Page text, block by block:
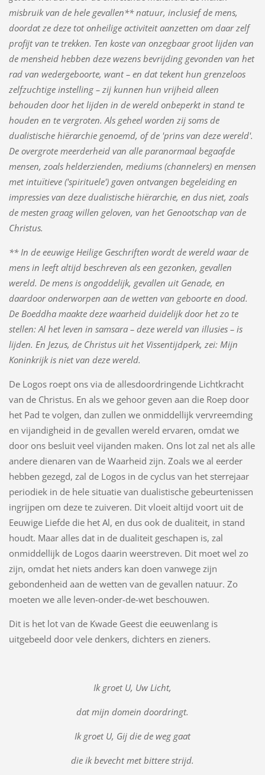
misbruik van de hele gevallen** natuur, inclusief de mens,
doordat ze deze tot onheilige activiteit aanzetten om daar zelf
profijt van te trekken. Ten koste van onzegbaar groot lijden van
de mensheid hebben deze wezens bevrijding gevonden van het
rad van wedergeboorte, want – en dat tekent hun grenzeloos
zelfzuchtige instelling – zij kunnen hun vrijheid alleen
behouden door het lijden in de wereld onbeperkt in stand te
houden en te vergroten. Als geheel worden zij soms de
dualistische hiërarchie genoemd, of de 'prins van deze wereld'.
De overgrote meerderheid van alle paranormaal begaafde
mensen, zoals helderzienden, mediums (channelers) en mensen
met intuïtieve ('spirituele') gaven ontvangen begeleiding en
impressies van deze dualistische hiërarchie, en dus niet, zoals
de mesten graag willen geloven, van het Genootschap van de
Christus.
** In de eeuwige Heilige Geschriften wordt de wereld waar de
mens in leeft altijd beschreven als een gezonken, gevallen
wereld. De mens is ongoddelijk, gevallen uit Genade, en
daardoor onderworpen aan de wetten van geboorte en dood.
De Boeddha maakte deze waarheid duidelijk door het zo te
stellen: Al het leven in samsara – deze wereld van illusies – is
lijden. En Jezus, de Christus uit het Vissentijdperk, zei: Mijn
Koninkrijk is niet van deze wereld.
De Logos roept ons via de allesdoordringende Lichtkracht
van de Christus. En als we gehoor geven aan die Roep door
het Pad te volgen, dan zullen we onmiddellijk vervreemding
en vijandigheid in de gevallen wereld ervaren, omdat we
door ons besluit veel vijanden maken. Ons lot zal net als alle
andere dienaren van de Waarheid zijn. Zoals we al eerder
hebben gezegd, zal de Logos in de cyclus van het sterrejaar
periodiek in de hele situatie van dualistische gebeurtenissen
ingrijpen om deze te zuiveren. Dit vloeit altijd voort uit de
Eeuwige Liefde die het Al, en dus ook de dualiteit, in stand
houdt. Maar alles dat in de dualiteit geschapen is, zal
onmiddellijk de Logos daarin weerstreven. Dit moet wel zo
zijn, omdat het niets anders kan doen vanwege zijn
gebondenheid aan de wetten van de gevallen natuur. Zo
moeten we alle leven-onder-de-wet beschouwen.
Dit is het lot van de Kwade Geest die eeuwenlang is
uitgebeeld door vele denkers, dichters en zieners.
Ik groet U, Uw Licht,
dat mijn domein doordringt.
Ik groet U, Gij die de weg gaat
die ik bevecht met bittere strijd.